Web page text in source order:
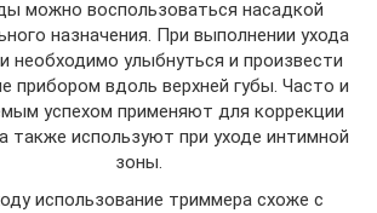
можно воспользоваться насадкой
назначения. При выполнении ухода
необходимо улыбнуться и произвести
прибором вдоль верхней губы. Часто и
успехом применяют для коррекции
также используют при уходе интимной
зоны.
использование триммера схоже с